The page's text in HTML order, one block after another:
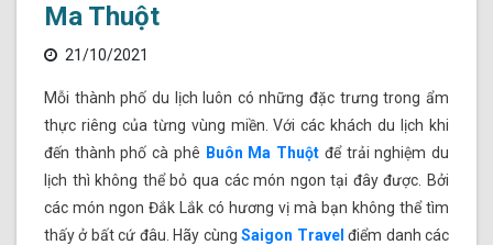
Ma Thuột
21/10/2021
Mỗi thành phố du lịch luôn có những đặc trưng trong ẩm
thực riêng của từng vùng miền. Với các khách du lịch khi
đến thành phố cà phê Buôn Ma Thuột để trải nghiệm du
lịch thì không thể bỏ qua các món ngon tại đây được. Bởi
các món ngon Đắk Lắk có hương vị mà bạn không thể tìm
thấy ở bất cứ đâu. Hãy cùngSaigon Travel điểm danh các